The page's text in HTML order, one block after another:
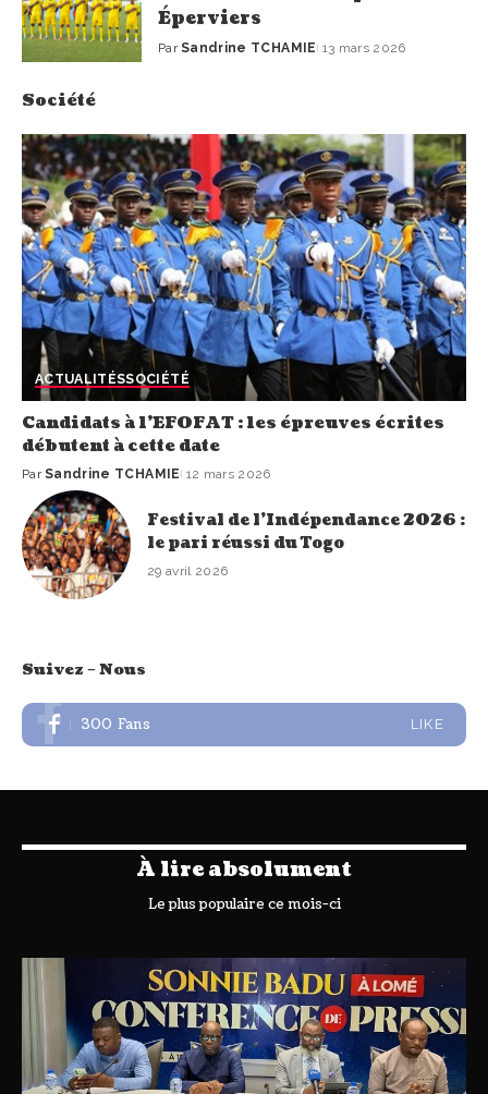
Éperviers
Par Sandrine TCHAMIE 13 mars 2026
Société
ACTUALITÉSSOCIÉTÉ
Candidats à l’EFOFAT : les épreuves écrites
débutent à cette date
Par Sandrine TCHAMIE 12 mars 2026
Festival de l’Indépendance 2026 :
le pari réussi du Togo
29 avril 2026
Suivez – Nous
300 Fans LIKE
À lire absolument
Le plus populaire ce mois-ci